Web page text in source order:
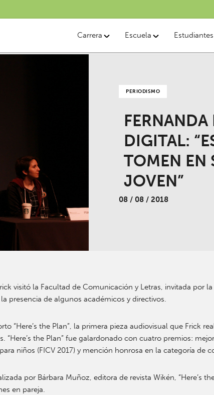
Carrera Escuela Estudiantes
PERIODISMO
DIGITAL:
TOMEN EN
JOVEN”
08 / 08 / 2018
visitó la Facultad de Comunicación y Letras, invitada por
presencia de algunos académicos y directivos.
“Here’s the Plan”, la primera pieza audiovisual que Frick
“Here’s the Plan” fue galardonado con cuatro premios:
niños (FICV 2017) y mención honrosa en la categoría de
por Bárbara Muñoz, editora de revista Wikén, “Here’s
en pareja.